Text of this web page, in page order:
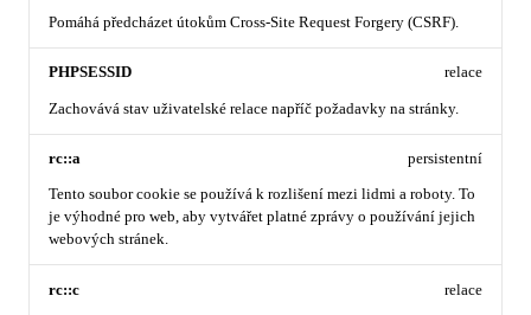
Pomáhá předcházet útokům Cross-Site Request Forgery (CSRF).
PHPSESSID
Zachovává stav uživatelské relace napříč požadavky na stránky.
relace
rc::a
Tento soubor cookie se používá k rozlišení mezi lidmi a roboty. To
je výhodné pro web, aby vytvářet platné zprávy o používání jejich
webových stránek.
persistentní
rc::c relace